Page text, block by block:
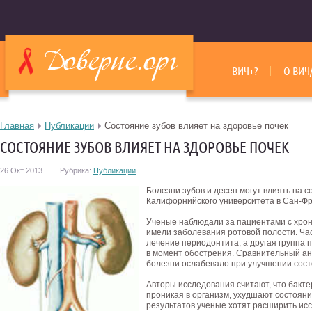
ВИЧ+? О
Главная Публикации Состояние зубов влияет на здоровье почек
СОСТОЯНИЕ ЗУБОВ ВЛИЯЕТ НА ЗДОРОВЬЕ ПОЧЕК
26 Окт 2013 Рубрика: Публикации
Болезни зубов и десен могут влиять на
Калифорнийского университета в Сан-
Ученые наблюдали за пациентами с
имели заболевания ротовой полости.
лечение периодонтита, а другая группа
в момент обострения. Сравнительный
болезни ослабевало при улучшении
Авторы исследования считают, что
проникая в организм, ухудшают
результатов ученые хотят расширить